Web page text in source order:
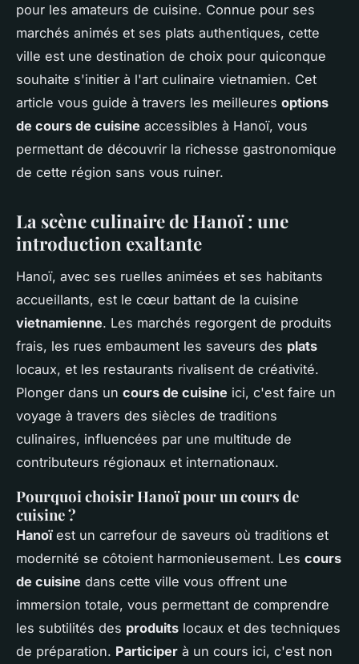
pour les amateurs de cuisine. Connue pour ses
marchés animés et ses plats authentiques, cette
ville est une destination de choix pour quiconque
souhaite s'initier à l'art culinaire vietnamien. Cet
article vous guide à travers les meilleures options
de cours de cuisine accessibles à Hanoï, vous
permettant de découvrir la richesse gastronomique
de cette région sans vous ruiner.
La scène culinaire de Hanoï : une
introduction exaltante
Hanoï, avec ses ruelles animées et ses habitants
accueillants, est le cœur battant de la cuisine
vietnamienne. Les marchés regorgent de produits
frais, les rues embaument les saveurs des plats
locaux, et les restaurants rivalisent de créativité.
Plonger dans un cours de cuisine ici, c'est faire un
voyage à travers des siècles de traditions
culinaires, influencées par une multitude de
contributeurs régionaux et internationaux.
Pourquoi choisir Hanoï pour un cours de
cuisine ?
Hanoïest un carrefour de saveurs où traditions et
modernité se côtoient harmonieusement. Les cours
de cuisine dans cette ville vous offrent une
immersion totale, vous permettant de comprendre
les subtilités des produits locaux et des techniques
de préparation. Participer à un cours ici, c'est non